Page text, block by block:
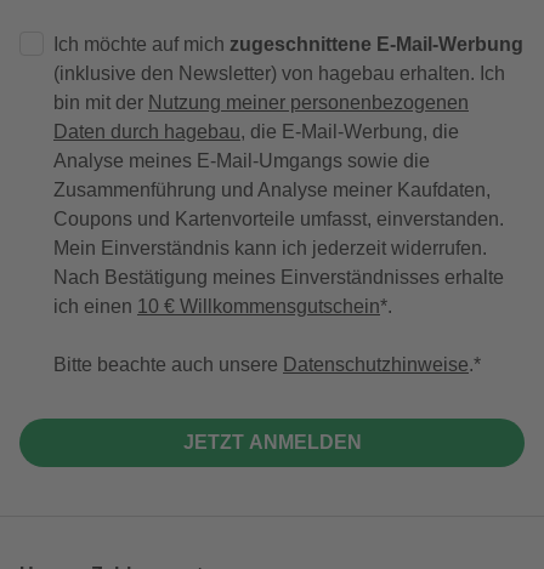
Ich möchte auf mich zugeschnittene E-Mail-Werbung
(inklusive den Newsletter) von hagebau erhalten. Ich
bin mit der Nutzung meiner personenbezogenen
Daten durch hagebau, die E-Mail-Werbung, die
Analyse meines E-Mail-Umgangs sowie die
Zusammenführung und Analyse meiner Kaufdaten,
Coupons und Kartenvorteile umfasst, einverstanden.
Mein Einverständnis kann ich jederzeit widerrufen.
Nach Bestätigung meines Einverständnisses erhalte
ich einen 10 € Willkommensgutschein*.
Bitte beachte auch unsere Datenschutzhinweise.
JETZT ANMELDEN